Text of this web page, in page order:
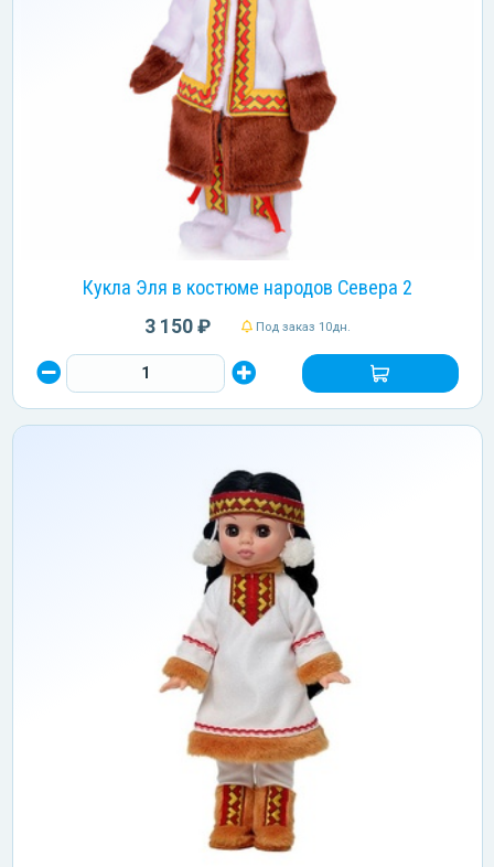
Кукла Эля в костюме народов Севера 2
3 150 ₽ Под заказ 10дн.